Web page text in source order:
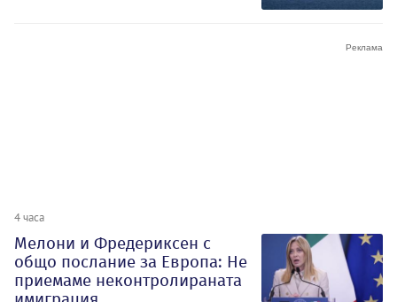
4 часа
Мелони и Фредериксен с
общо послание за Европа: Не
приемаме неконтролираната